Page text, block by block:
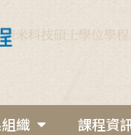
織
課程資